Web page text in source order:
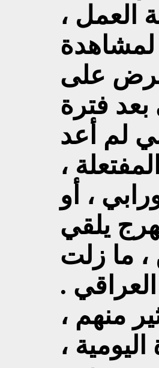
،
على
فترة
لم أعد
،
، أو
يلقي
، ما زلت
.
منهم ،
،